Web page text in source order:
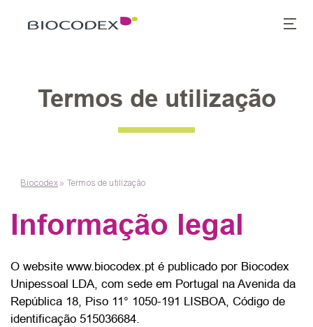
Termos de utilização
Biocodex » Termos de utilização
Informação legal
O website www.biocodex.pt é publicado por Biocodex
Unipessoal LDA, com sede em Portugal na Avenida da
República 18, Piso 11° 1050-191 LISBOA, Código de
identificação 515036684.